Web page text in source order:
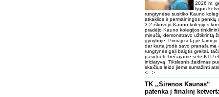
2026 m.
lygos
rungtynėse susitiko Kauno
atkaklios ir permainingos
3:2 iškovojo Kauno kolegijos
pradėjo Kauno kolegijos
minučių demonstravo užtikrintą
gynyboje. Pirmąjį setą jie
dar kartą įrodė savo pranašumą
rungtynės gali baigtis greitai,
pasiduoti.Trečiajame sete KTU
iniciatyvą. Tikslesnis žaidimas
skaičius leido jiems sumažinti
<...>
TK ,,Sirenos Kaunas“
patenka į finalinį